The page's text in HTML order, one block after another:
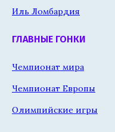
Иль Ломбардия
ГЛАВНЫЕ ГОНКИ
Чемпионат мира
Чемпионат Европы
Олимпийские игры